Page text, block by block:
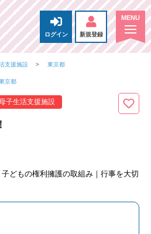
ログイン 新規登録
支援施設 東京都
京都
子生活支援施設
どもの権利擁護の取組み｜行事を大切